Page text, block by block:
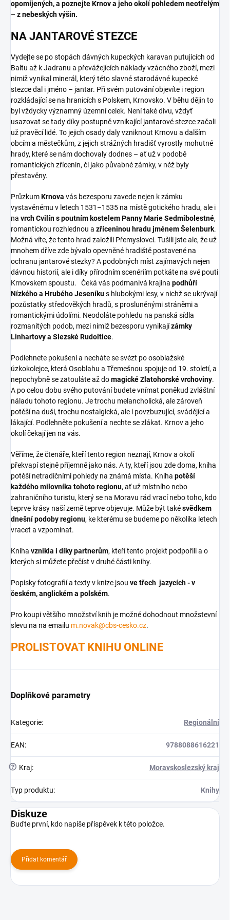
opomíjených, a poznejte Krnov a jeho okolí pohledem neotřelým
– z nebeských výšin.
NA JANTAROVÉ STEZCE
Vydejte se po stopách dávných kupeckých karavan putujících od
Baltu až k Jadranu a převážejících náklady vzácného zboží, mezi
nimiž vynikal minerál, který této slavné starodávné kupecké
stezce dal i jméno – jantar. Při svém putování objevíte i region
rozkládající se na hranicích s Polskem, Krnovsko. V běhu dějin to
byl vždycky významný územní celek. Není také divu, vždyť
usazovat se tady díky postupně vznikající jantarové stezce začali
už pravěcí lidé. To jejich osady daly vzniknout Krnovu a dalším
obcím a městečkům, z jejich strážných hradišť vyrostly mohutné
hrady, které se nám dochovaly dodnes – ať už v podobě
romantických zřícenin, či jako půvabné zámky, v něž byly
přestavěny.
PrůzkumKrnova vás bezesporu zavede nejen k zámku
vystavěnému v letech 1531–1535 na místě gotického hradu, ale i
na vrch Cvilín s poutním kostelem Panny Marie Sedmibolestné,
romantickou rozhlednou a zříceninou hradu jménem Šelenburk.
Možná víte, že tento hrad založili Přemyslovci. Tušili jste ale, že už
mnohem dříve zde bývalo opevněné hradiště postavené na
ochranu jantarové stezky? A podobných míst zajímavých nejen
dávnou historií, ale i díky přírodním scenériím potkáte na své pouti
Krnovskem spoustu. Čeká vás podmanivá krajina podhůří
Nízkého a Hrubého Jeseníkus hlubokými lesy, v nichž se ukrývají
pozůstatky středověkých hradů, s prosluněnými stráněmi a
romantickými údolími. Neodoláte pohledu na panská sídla
rozmanitých podob, mezi nimiž bezesporu vynikajízámky
Linhartovy a Slezské Rudoltice.
Podlehnete pokušení a necháte se svézt po osoblažské
úzkokolejce, která Osoblahu a Třemešnou spojuje od 19. století, a
nepochybně se zatouláte až domagické Zlatohorské vrchoviny.
A po celou dobu svého putování budete vnímat poněkud zvláštní
náladu tohoto regionu. Je trochu melancholická, ale zároveň
potěší na duši, trochu nostalgická, ale i povzbuzující, svádějící a
lákající. Podlehněte pokušení a nechte se zlákat. Krnov a jeho
okolí čekají jen na vás.
Věříme, že čtenáře, kteří tento region neznají, Krnov a okolí
překvapí stejně příjemně jako nás. A ty, kteří jsou zde doma, kniha
potěší netradičními pohledy na známá místa. Kniha potěší
každého milovníka tohoto regionu, ať už místního nebo
zahraničního turistu, který se na Moravu rád vrací nebo toho, kdo
teprve krásy naší země teprve objevuje. Může být takésvědkem
dnešní podoby regionu, ke kterému se budeme po několika letech
vracet a vzpomínat.
Kniha vznikla i díky partnerům, kteří tento projekt podpořili a o
kterých si můžete přečíst v druhé části knihy.
Popisky fotografií a texty v knize jsou ve třech jazycích - v
českém, anglickém a polském.
Pro koupi většího množství knih je možné dohodnout množstevní
slevu na na emailu m.novak@cbs-cesko.cz.
PROLISTOVAT KNIHU ONLINE
Doplňkové parametry
Kategorie: Regionální
EAN: 9788088616221
? Kraj: Moravskoslezský kraj
Typ produktu: Knihy
Diskuze
Buďte první, kdo napíše příspěvek k této položce.
Přidat komentář